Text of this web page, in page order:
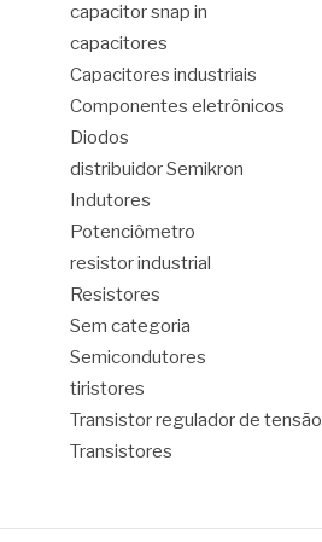
capacitor snap in
capacitores
Capacitores industriais
Componentes eletrônicos
Diodos
distribuidor Semikron
Indutores
Potenciômetro
resistor industrial
Resistores
Sem categoria
Semicondutores
tiristores
Transistor regulador de tensão
Transistores